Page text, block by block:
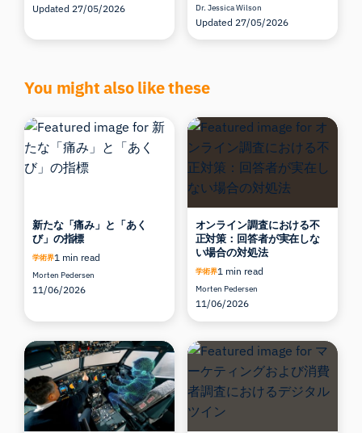
Updated 27/05/2026 Dr. Jessica Wilson
Updated 27/05/2026
You might also like these
新たな「痛み」と「あく
び」の指標
学術界1 min read
Morten Pedersen
11/06/2026
オンライン調査における不
正対策：回答者が実在しな
い場合の対処法
学術界1 min read
Morten Pedersen
11/06/2026